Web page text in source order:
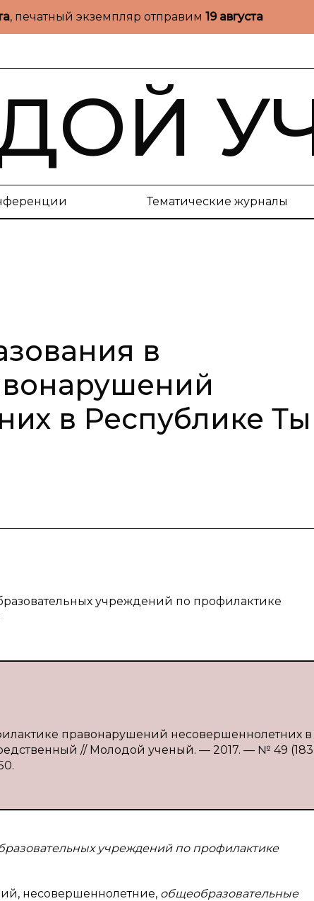
, печатный экземпляр отправим 19 августа
Тематические журналы
в
в Республике
учреждений по профилактике
правонарушений несовершеннолетних в
// Молодой ученый. — 2017. — № 49
учреждений по профилактике
несовершеннолетние, общеобразовательные